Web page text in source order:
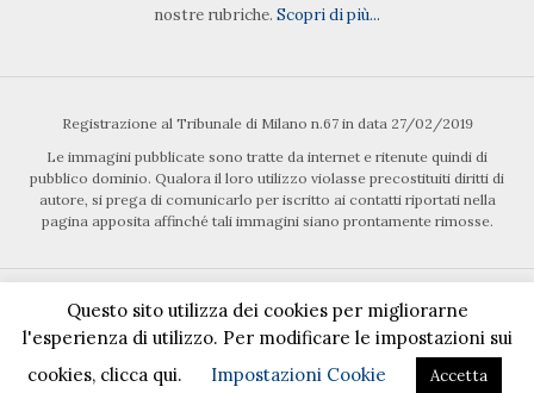
nostre rubriche. Scopri di più...
Registrazione al Tribunale di Milano n.67 in data 27/02/2019
Le immagini pubblicate sono tratte da internet e ritenute quindi di
pubblico dominio. Qualora il loro utilizzo violasse precostituiti diritti di
autore, si prega di comunicarlo per iscritto ai contatti riportati nella
pagina apposita affinché tali immagini siano prontamente rimosse.
Questo sito utilizza dei cookies per migliorarne
l'esperienza di utilizzo. Per modificare le impostazioni sui
cookies, clicca qui.
Impostazioni Cookie Accetta